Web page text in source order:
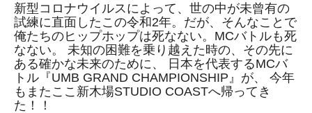
新型コロナウイルスによって、世の中が未曾有の
試練に直面したこの令和2年。だが、そんなことで
俺たちのヒップホップは死なない。MCバトルも死
なない。 未知の困難を乗り越えた時の、その先に
ある確かな未来のために、 日本を代表するMCバ
トル『UMB GRAND CHAMPIONSHIP』が、 今年
もまたここ新木場STUDIO COASTへ帰ってき
た！！